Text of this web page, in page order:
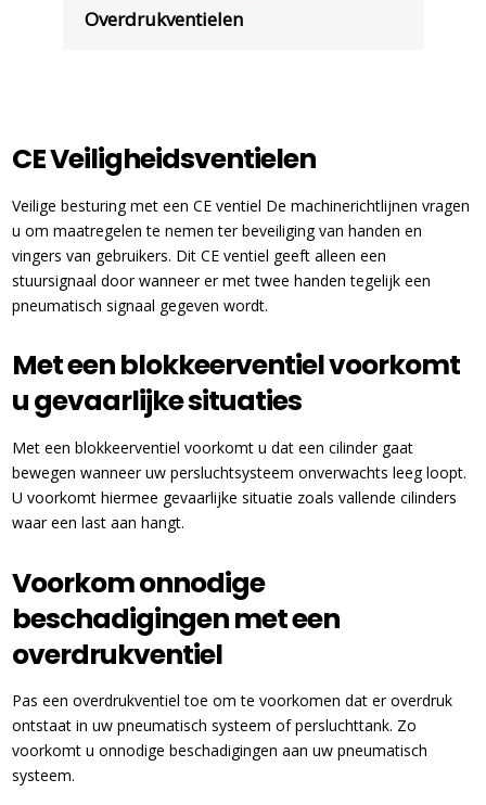
Overdrukventielen
CE Veiligheidsventielen
Veilige besturing met een CE ventiel De machinerichtlijnen vragen
u om maatregelen te nemen ter beveiliging van handen en
vingers van gebruikers. Dit CE ventiel geeft alleen een
stuursignaal door wanneer er met twee handen tegelijk een
pneumatisch signaal gegeven wordt.
Met een blokkeerventiel voorkomt
u gevaarlijke situaties
⁠Met een blokkeerventiel voorkomt u dat een cilinder gaat
bewegen wanneer uw persluchtsysteem onverwachts leeg loopt.
U voorkomt hiermee gevaarlijke situatie zoals vallende cilinders
waar een last aan hangt.
Voorkom onnodige
beschadigingen met een
overdrukventiel
⁠Pas een overdrukventiel toe om te voorkomen dat er overdruk
ontstaat in ⁠uw pneumatisch systeem of persluchttank. Zo
voorkomt u onnodige beschadigingen aan uw pneumatisch
systeem.